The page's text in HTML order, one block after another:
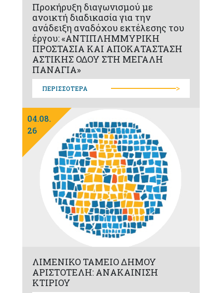
Προκήρυξη διαγωνισμού με
ανοικτή διαδικασία για την
ανάδειξη αναδόχου εκτέλεσης του
έργου: «ΑΝΤΙΠΛΗΜΜΥΡΙΚΗ
ΠΡΟΣΤΑΣΙΑ ΚΑΙ ΑΠΟΚΑΤΑΣΤΑΣΗ
ΑΣΤΙΚΗΣ ΟΔΟΥ ΣΤΗ ΜΕΓΑΛΗ
ΠΑΝΑΓΙΑ»
ΠΕΡΙΣΣΟΤΕΡΑ >
04.08.
26
ΛΙΜΕΝΙΚΟ ΤΑΜΕΙΟ ΔΗΜΟΥ
ΑΡΙΣΤΟΤΕΛΗ: ΑΝΑΚΑΙΝΙΣΗ
ΚΤΙΡΙΟΥ